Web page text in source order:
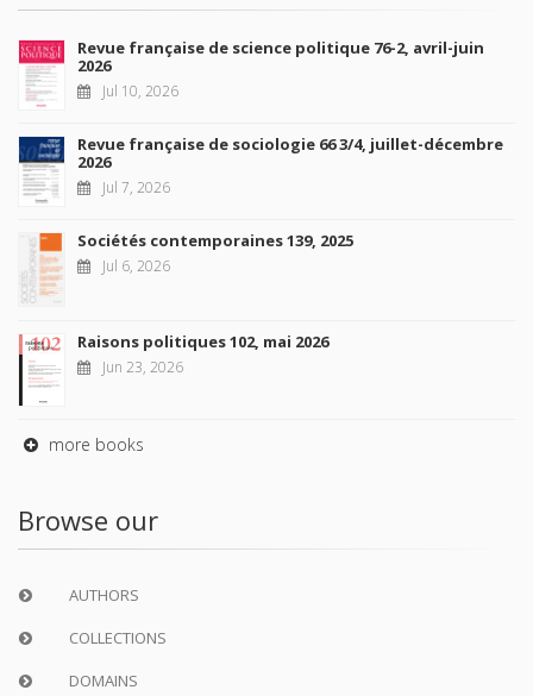
Revue française de science politique 76-2, avril-juin
2026
Jul 10, 2026
Revue française de sociologie 66 3/4, juillet-décembre
2026
Jul 7, 2026
Sociétés contemporaines 139, 2025
Jul 6, 2026
Raisons politiques 102, mai 2026
Jun 23, 2026
more books
Browse our
AUTHORS
COLLECTIONS
DOMAINS